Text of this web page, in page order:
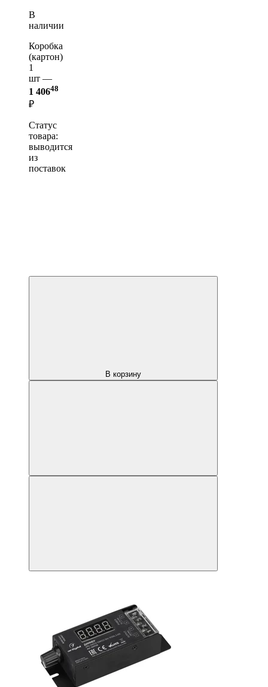
В
наличии
Коробка
(картон)
1
шт —
1 40648
₽
Статус
товара:
выводится
из
поставок
В корзину